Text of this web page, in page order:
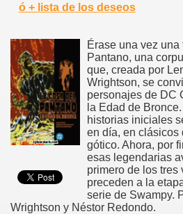
ó + lista de los deseos
Érase una vez
Pantano, una
que, creada por
Wrightson, se
personajes de DC
la Edad de
historias iniciales
en día, en clásicos
gótico. Ahora, por
esas legendarias
primero de los tres
preceden a la
serie de Swampy.
Wrightson y Néstor Redondo.